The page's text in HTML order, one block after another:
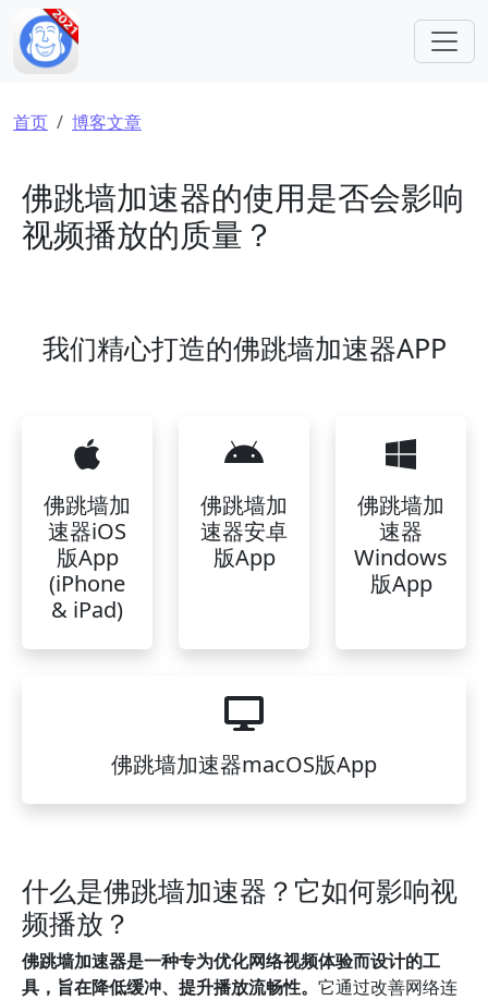
跳转到主要内容
面包屑
首页 博客文章
佛跳墙加速器的使用是否会影响
视频播放的质量？
我们精心打造的佛跳墙加速器APP
佛跳墙加
速器iOS
版App
(iPhone
& iPad)
佛跳墙加
速器安卓
版App
佛跳墙加
速器
Windows
版App
佛跳墙加速器macOS版App
什么是佛跳墙加速器？它如何影响视
频播放？
佛跳墙加速器是一种专为优化网络视频体验而设计的工
具，旨在降低缓冲、提升播放流畅性。 它通过改善网络连